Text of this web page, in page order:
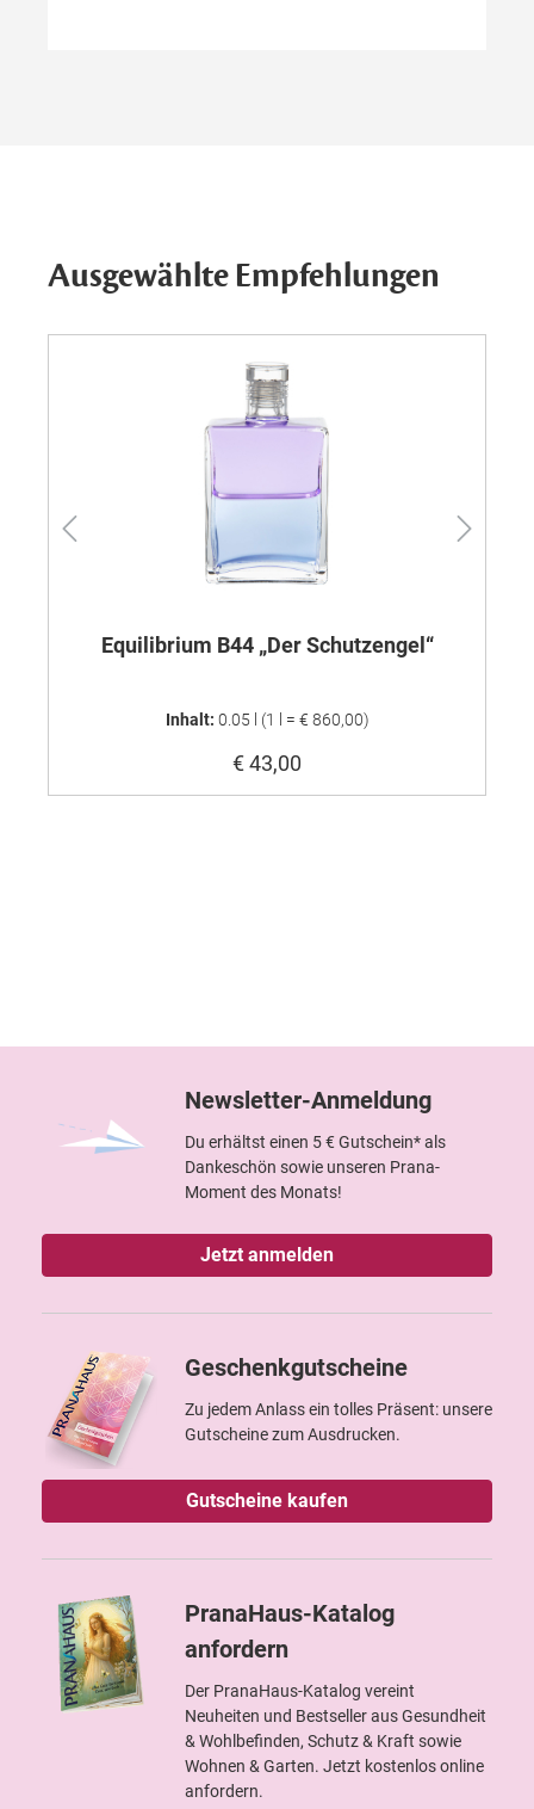
Ausgewählte Empfehlungen
Equilibrium B44 „Der Schutzengel“
Inhalt: 0.05 l (1 l = € 860,00)
€ 43,00
Newsletter-Anmeldung
Du erhältst einen 5 € Gutschein* als
Dankeschön sowie unseren Prana-
Moment des Monats!
Jetzt anmelden
Geschenkgutscheine
Zu jedem Anlass ein tolles Präsent: unsere
Gutscheine zum Ausdrucken.
Gutscheine kaufen
PranaHaus-Katalog
anfordern
Der PranaHaus-Katalog vereint
Neuheiten und Bestseller aus Gesundheit
& Wohlbefinden, Schutz & Kraft sowie
Wohnen & Garten. Jetzt kostenlos online
anfordern.